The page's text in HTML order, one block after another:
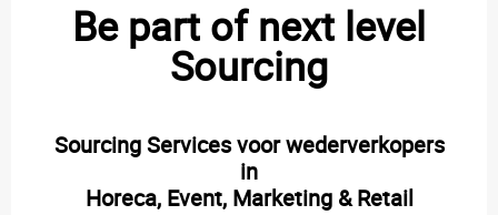
Be part of next level
Sourcing
Sourcing Services voor wederverkopers
in
Horeca, Event, Marketing & Retail